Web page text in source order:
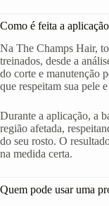
Como é feita a
Na The Champs Hair,
treinados, desde a
do corte e manutenção
que respeitam sua pele
Durante a aplicação, a
região afetada,
do seu rosto. O
na medida certa.
Quem pode usar uma